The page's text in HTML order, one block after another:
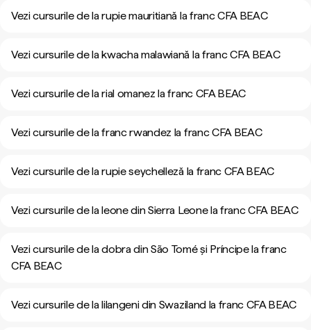
Vezi cursurile de la rupie mauritiană la franc CFA BEAC
Vezi cursurile de la kwacha malawiană la franc CFA BEAC
Vezi cursurile de la rial omanez la franc CFA BEAC
Vezi cursurile de la franc rwandez la franc CFA BEAC
Vezi cursurile de la rupie seychelleză la franc CFA BEAC
Vezi cursurile de la leone din Sierra Leone la franc CFA BEAC
Vezi cursurile de la dobra din São Tomé și Príncipe la franc
CFA BEAC
Vezi cursurile de la lilangeni din Swaziland la franc CFA BEAC